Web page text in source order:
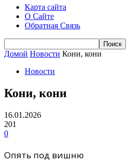
Карта сайта
О Сайте
Обратная Связь
Домой Новости Кони, кони
Новости
Кони, кони
16.01.2026
201
0
Опять под вишню